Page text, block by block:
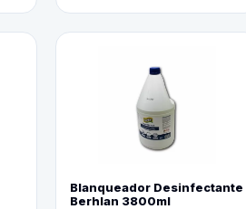
Blanqueador Desinfectante
Berhlan 3800ml